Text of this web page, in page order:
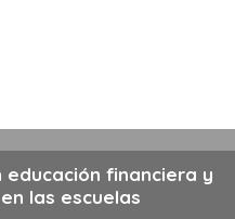
financiera y
las escuelas
Docente